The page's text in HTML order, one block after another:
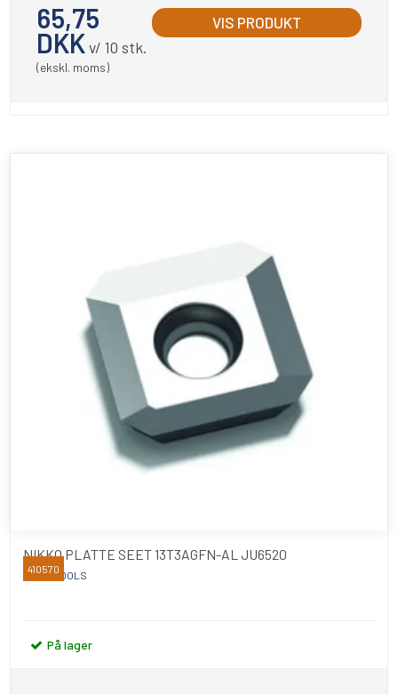
65,75
DKKv/ 10 stk.
(ekskl. moms)
VIS PRODUKT
NIKKO PLATTE SEET 13T3AGFN-AL JU6520
NIKKO TOOLS
410570
På lager